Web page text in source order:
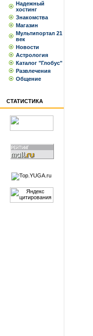
Надежный
хостинг
Знакомства
Магазин
Мультипортал 21
век
Новости
Астрология
Каталог "Глобус"
Развлечения
Общение
СТАТИСТИКА